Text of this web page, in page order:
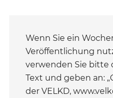
Wenn Sie ein
Veröffentlichung
verwenden Sie bitte
Text und geben an:
der VELKD,